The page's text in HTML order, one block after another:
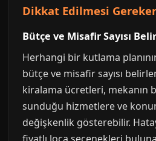
Dikkat Edilmesi
Bütçe ve Misafir Sayısı
Herhangi bir kutlama
bütçe ve misafir sayısı
kiralama ücretleri, mekanın
sunduğu hizmetlere ve
değişkenlik gösterebilir.